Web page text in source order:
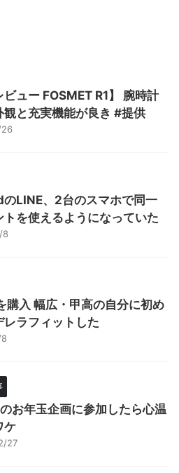
ビュー FOSMET R1】 腕時計
観と充実機能が良き #提供
LINE、2台のスマホで同一
トを使えるようになっていた
8
購入 幅広・甲高の自分に初め
レラフィットした
お年玉企画に参加したら心温
ケ
27